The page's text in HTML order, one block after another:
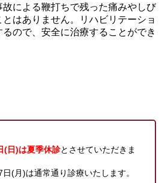
による鞭打ちで残った痛みやしび
はありません。リハビリテーショ
ので、安全に治療することができ
(日)は夏季休診とさせていただきま
(月)は通常通り診療いたします。